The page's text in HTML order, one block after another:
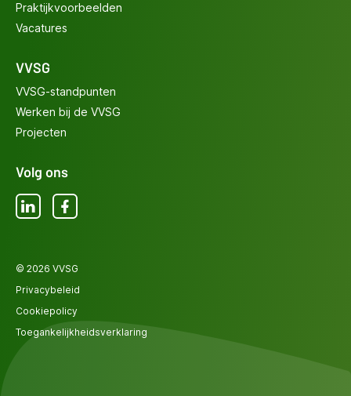
Praktijkvoorbeelden
Vacatures
VVSG
VVSG-standpunten
Werken bij de VVSG
Projecten
Volg ons
LinkedInFacebook
© 2026 VVSG
Privacybeleid
Cookiepolicy
Toegankelijkheidsverklaring